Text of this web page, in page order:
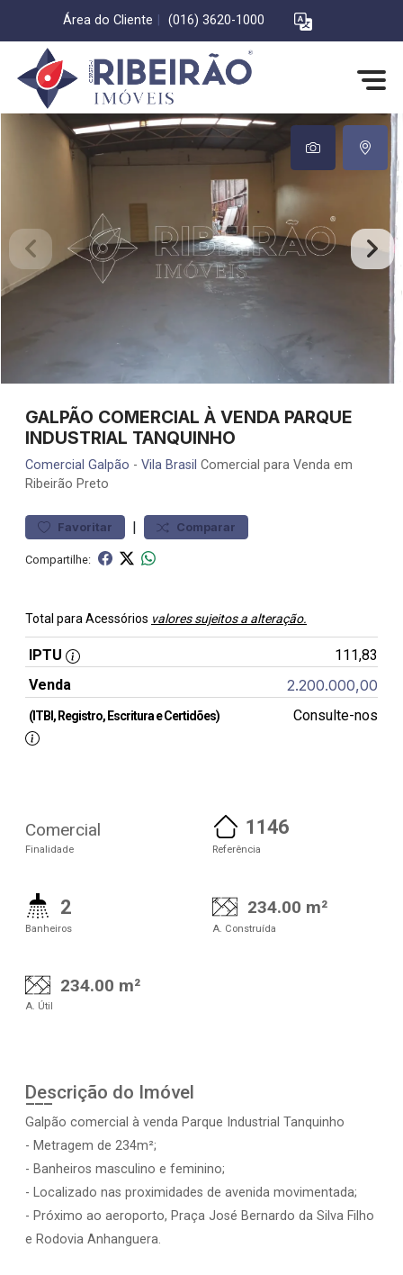
Área do Cliente (016) 3620-1000
GALPÃO COMERCIAL À VENDA PARQUE
INDUSTRIAL TANQUINHO
Comercial Galpão - Vila Brasil Comercial para Venda em
Ribeirão Preto
Favoritar | Comparar
Compartilhe:
Total para Acessórios valores sujeitos a alteração.
IPTU
111,83
Venda
2.200.000,00
(ITBI, Registro, Escritura e Certidões) Consulte-nos
Comercial
Finalidade
1146
Referência
2
Banheiros
234.00 m²
A. Construída
234.00 m²
A. Útil
Descrição do Imóvel
Galpão comercial à venda Parque Industrial Tanquinho
- Metragem de 234m²;
- Banheiros masculino e feminino;
- Localizado nas proximidades de avenida movimentada;
- Próximo ao aeroporto, Praça José Bernardo da Silva Filho
e Rodovia Anhanguera.